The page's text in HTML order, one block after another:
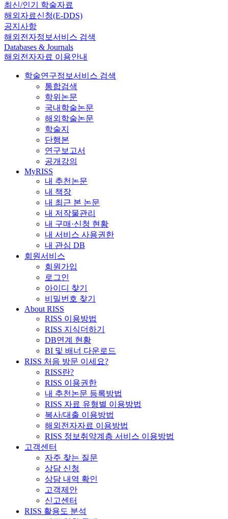
최신/인기 학술자료
해외자료신청(E-DDS)
공지사항
해외전자정보서비스 검색
Databases & Journals
해외전자자료 이용안내
학술연구정보서비스 검색
통합검색
학위논문
국내학술논문
해외학술논문
학술지
단행본
연구보고서
공개강의
MyRISS
내 추천논문
내 책장
내 최근 본 논문
내 저작물관리
내 구매·신청 현황
내 서비스 사용권한
내 관심 DB
회원서비스
회원가입
로그인
아이디 찾기
비밀번호 찾기
About RISS
RISS 이용방법
RISS 지식더하기
DB연계 현황
BI 및 배너 다운로드
RISS 처음 방문 이세요?
RISS란?
RISS 이용권한
내 추천논문 등록방법
RISS 자료 유형별 이용방법
복사/대출 이용방법
해외전자자료 이용방법
RISS 정보취약계층 서비스 이용방법
고객센터
자주 찾는 질문
상담 신청
상담 내역 확인
고객제안
신고센터
RISS 활용도 분석